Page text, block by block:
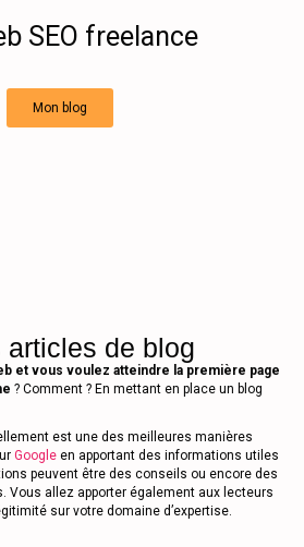
SEO freelance
Mon blog
de blog
et vous voulez atteindre la première page
? Comment ? En mettant en place un blog
est une des meilleures manières
Google en apportant des informations utiles
peuvent être des conseils ou encore des
Vous allez apporter également aux lecteurs
sur votre domaine d’expertise.